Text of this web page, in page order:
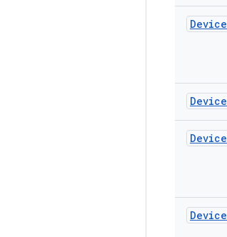
Device
Device
Device
Device